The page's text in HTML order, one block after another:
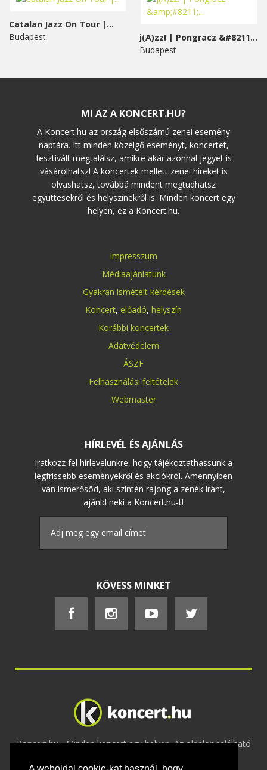
Catalan Jazz On Tour |...
Budapest
j(A)zz! | Pongracz &#8211;...
Budapest
MI AZ A KONCERT.HU?
A Koncert.hu az ország elsőszámú zenei esemény
naptára. Itt minden közelgő eseményt, koncertet,
fesztivált megtalálsz, amikre akár azonnal jegyet is
vásárolhatsz! A koncertek mellett zenei híreket is
olvashatsz, továbbá mindent megtudhatsz
együttesekről és helyszínekről is. Minden koncert egy
helyen, ez a Koncert.hu.
Impresszum
Médiaajánlatunk
Gyakran ismételt kérdések
Koncert, előadó, helyszín
Korábbi koncertek
Adatvédelem
ÁSZF
Felhasználási feltételek
Webmaster
HÍRLEVÉL ÉS AJÁNLÁS
Iratkozz fel hírlevelünkre, hogy tájékoztathassunk a
legfrissebb eseményekről és akciókról. Amennyiben
van ismerősöd, aki szintén rajong a zenék iránt,
ajánld neki a Koncert.hu-t!
KÖVESS MINKET
Koncert.hu - Minden koncert egy helyen. Az oldalon található